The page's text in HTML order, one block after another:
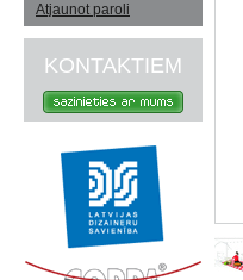
Atjaunot paroli
KONTAKTIEM